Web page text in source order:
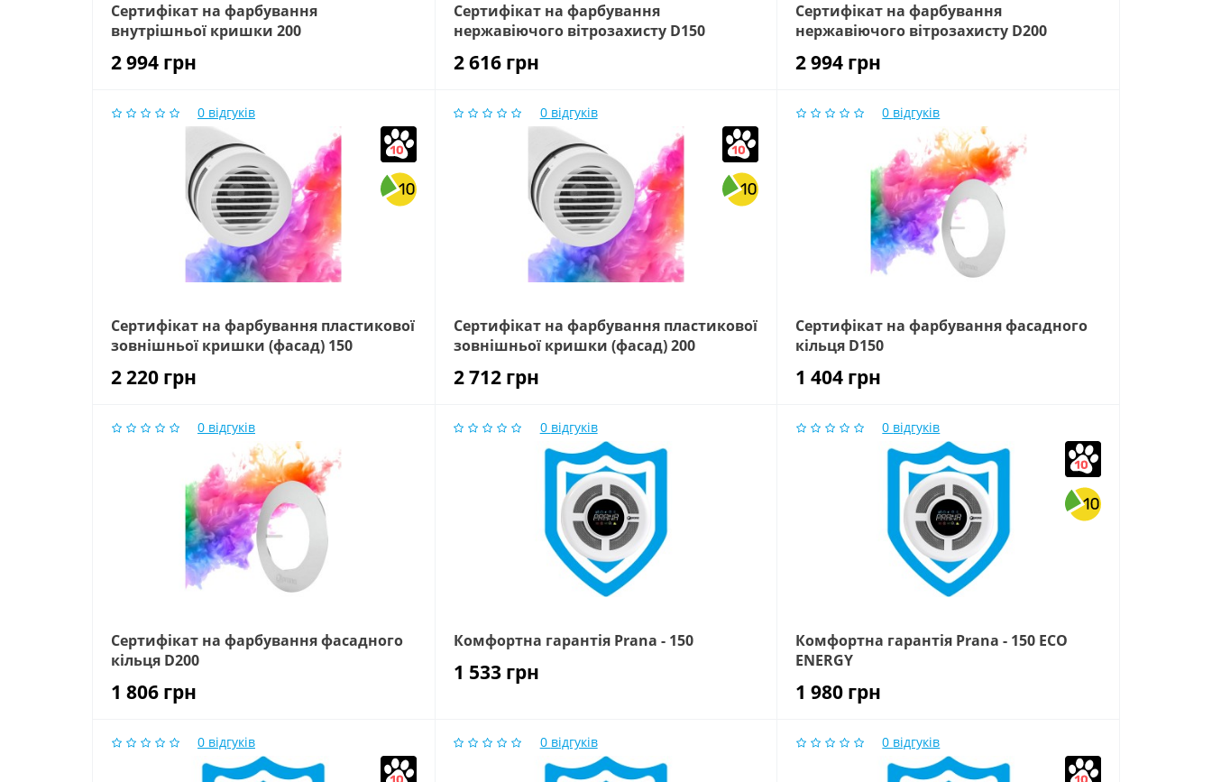
Сертифікат на фарбування
внутрішньої кришки 200
2 994 грн
Сертифікат на фарбування
нержавіючого вітрозахисту D150
2 616грн
Сертифікат на фарбування
нержавіючого вітрозахисту D200
2 994 грн
0 відгуків
Сертифікат на фарбування пластикової
зовнішньої кришки (фасад) 150
2 220 грн
0 відгуків
Сертифікат на фарбування пластикової
зовнішньої кришки (фасад) 200
2 712грн
0 відгуків
Сертифікат на фарбування фасадного
кільця D150
1 404 грн
0 відгуків
Сертифікат на фарбування фасадного
кільця D200
1 806 грн
0 відгуків
Комфортна гарантія Prana - 150
1 533грн
0 відгуків
Комфортна гарантія Prana - 150 ECO
ENERGY
1 980 грн
0 відгуків 0 відгуків 0 відгуків